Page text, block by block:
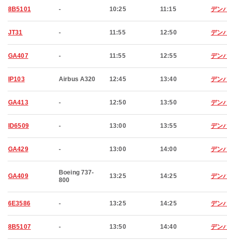
8B5101 - 10:25 11:15 デン
JT31 - 11:55 12:50 デン
GA407 - 11:55 12:55 デン
IP103 Airbus A320 12:45 13:40 デン
GA413 - 12:50 13:50 デン
ID6509 - 13:00 13:55 デン
GA429 - 13:00 14:00 デン
GA409
Boeing 737-
800
13:25 14:25 デン
6E3586 - 13:25 14:25 デン
8B5107 - 13:50 14:40 デン